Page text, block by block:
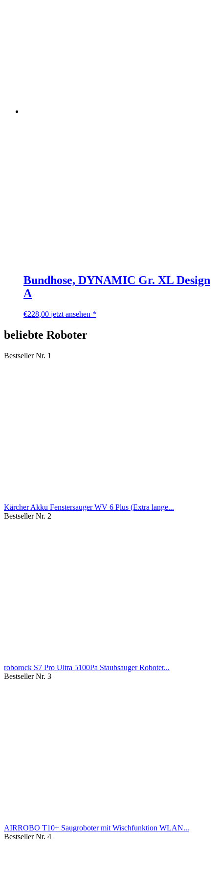
Bundhose, DYNAMIC Gr. XL Design
A
€228,00 jetzt ansehen *
beliebte Roboter
Bestseller Nr. 1
Kärcher Akku Fenstersauger WV 6 Plus (Extra lange...
Bestseller Nr. 2
roborock S7 Pro Ultra 5100Pa Staubsauger Roboter...
Bestseller Nr. 3
AIRROBO T10+ Saugroboter mit Wischfunktion WLAN...
Bestseller Nr. 4